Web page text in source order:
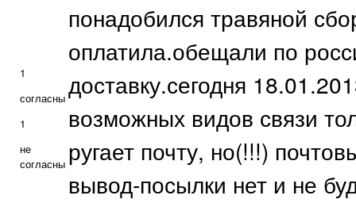
1
согласны
1
не
согласны
понадобился травяной
оплатила.обещали по
доставку.сегодня
возможных видов связи
ругает почту, но(!!!)
вывод-посылки нет и не